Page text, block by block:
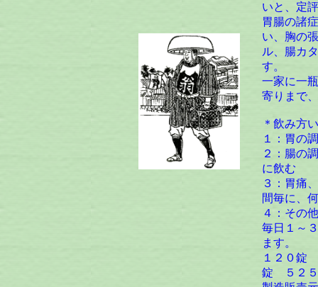
いと、定
胃腸の諸
い、胸の
ル、腸カ
す。
一家に一
寄りまで
＊飲み方
１：胃の
２：腸の
に飲む
３：胃痛
間毎に、
４：その
毎日１～
ます。
１２０
錠 ５２